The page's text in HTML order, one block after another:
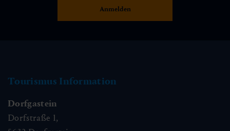
Tourismus Information
Dorfgastein
Dorfstraße 1,